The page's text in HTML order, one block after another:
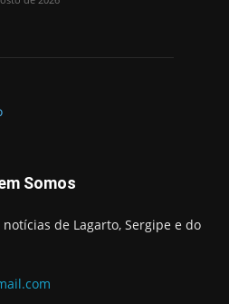
Somos
de Lagarto, Sergipe e do